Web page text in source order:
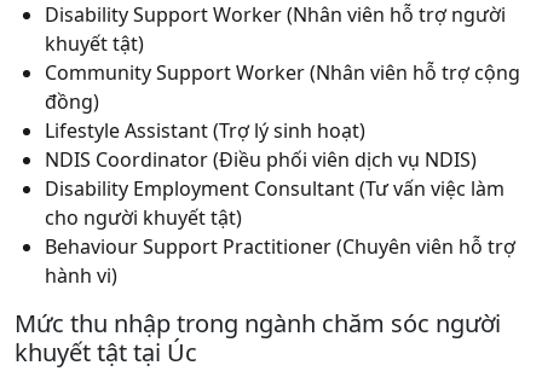
Disability Support Worker (Nhân viên hỗ trợ người
khuyết tật)
Community Support Worker (Nhân viên hỗ trợ cộng
đồng)
Lifestyle Assistant (Trợ lý sinh hoạt)
NDIS Coordinator (Điều phối viên dịch vụ NDIS)
Disability Employment Consultant (Tư vấn việc làm
cho người khuyết tật)
Behaviour Support Practitioner (Chuyên viên hỗ trợ
hành vi)
Mức thu nhập trong ngành chăm sóc người
khuyết tật tại Úc